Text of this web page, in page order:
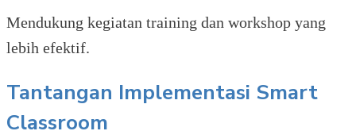
Mendukung kegiatan training dan workshop yang
lebih efektif.
Tantangan Implementasi Smart
Classroom